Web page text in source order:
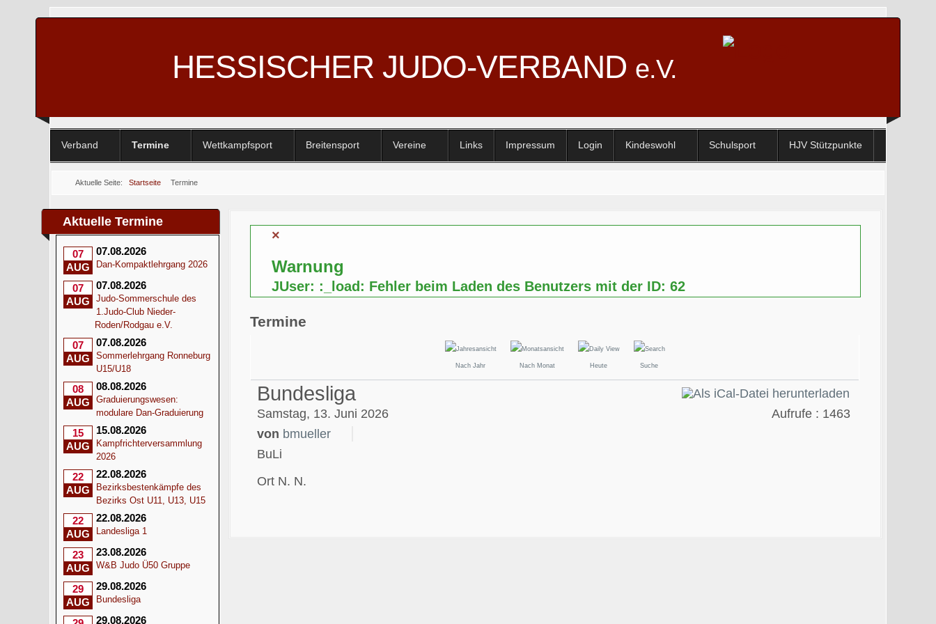
HESSISCHER JUDO-VERBAND e.V.
Verband Termine Wettkampfsport Breitensport Vereine Links Impressum Login Kindeswohl Schulsport HJV Stützpunkte
Aktuelle Seite:Startseite Termine
Aktuelle Termine
07
AUG
07.08.2026
Dan-Kompaktlehrgang 2026
07
AUG
07.08.2026
Judo-Sommerschule des
1.Judo-Club Nieder-
Roden/Rodgau e.V.
07
AUG
07.08.2026
Sommerlehrgang Ronneburg
U15/U18
08
AUG
08.08.2026
Graduierungswesen:
modulare Dan-Graduierung
15
AUG
15.08.2026
Kampfrichterversammlung
2026
22
AUG
22.08.2026
Bezirksbestenkämpfe des
Bezirks Ost U11, U13, U15
22
AUG
22.08.2026
Landesliga 1
23
AUG
23.08.2026
W&B Judo Ü50 Gruppe
29
AUG
29.08.2026
Bundesliga
29.08.2026
×
Warnung
JUser: :_load: Fehler beim Laden des Benutzers mit der ID: 62
Termine
Nach Jahr Nach Monat Heute Suche
Bundesliga
Samstag, 13. Juni 2026 Aufrufe : 1463
von bmueller
BuLi
Ort N. N.